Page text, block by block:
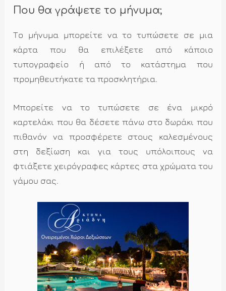
Που θα γράψετε το μήνυμα;
Το μήνυμα μπορείτε να το τυπώσετε σε μια
κάρτα που θα επιλέξετε από κάποιο
τυπογραφείο ή από το κατάστημα που
προμηθευτήκατε τα προσκλητήρια.
Μπορείτε να το τυπώσετε σε ένα μικρό
καρτελάκι που θα δέσετε πάνω στο δωράκι που
πιθανόν να προσφέρετε στους καλεσμένους
στη δεξίωση και για τους υπόλοιπους να
φτιάξετε χειρόγραφες κάρτες στα χρώματα του
γάμου σας.